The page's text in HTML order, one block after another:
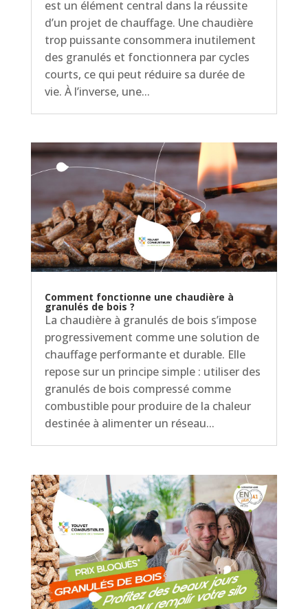
est un élément central dans la réussite
d’un projet de chauffage. Une chaudière
trop puissante consommera inutilement
des granulés et fonctionnera par cycles
courts, ce qui peut réduire sa durée de
vie. À l’inverse, une...
Comment fonctionne une chaudière à
granulés de bois ?
La chaudière à granulés de bois s’impose
progressivement comme une solution de
chauffage performante et durable. Elle
repose sur un principe simple : utiliser des
granulés de bois compressé comme
combustible pour produire de la chaleur
destinée à alimenter un réseau...